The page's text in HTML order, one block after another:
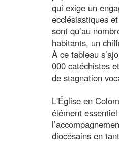
qui exige un
ecclésiastiques
sont qu’au
habitants, un
À ce tableau
000 catéchistes
de stagnation
L'Église en
élément
diocésains en